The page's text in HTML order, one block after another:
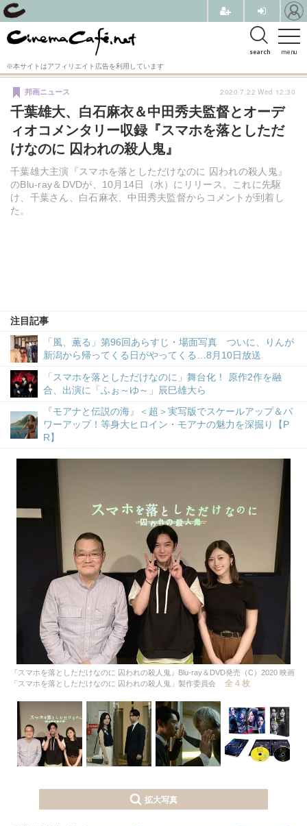
menu
search
※本サイトはアフィリエイト広告を利用しています
千葉雄大、白石麻衣＆中田秀夫監督とオーデ
ィオコメンタリー収録『スマホを落としただ
けなのに 囚われの殺人鬼』
千葉雄大主演『スマホを落としただけなのに 囚われの殺人鬼』
のBlu-ray＆DVDが、10月14日（水）にリリース。これに先駆
け、千葉さん、白石麻衣、中田秀夫監督からコメントが到着し
た。
邦画ニュース
注目記事
「風、薫る」第96回あらすじ・場面写真 ついに、りんが
新潟から帰ってくる日がやってくる…8月10日放送
「スマホを落としただけなのに」舞台化！ 原作2作を融
合、出演に「ふぉ～ゆ～」辰巳雄大ら
『モアナと伝説の海』＜超＞実写版でスケールアップ＆パ
ワーアップ！等身大ヒロイン・モアナの魅力を深掘り【P
R】
2020.7.22 Wed 12:30
『スマホを落としただけなのに 囚われの殺人鬼』Blu-ray＆DVD発売（C）2020 映画
「スマホを落としただけなのに 囚われの殺人鬼」製作委員会
全 4 枚
拡大写真